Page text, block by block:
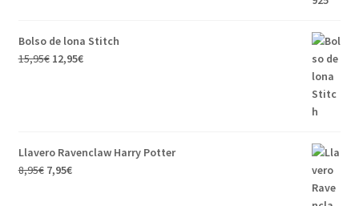
Bolso de lona Stitch
15,95€ 12,95€
Llavero Ravenclaw Harry Potter
8,95€ 7,95€